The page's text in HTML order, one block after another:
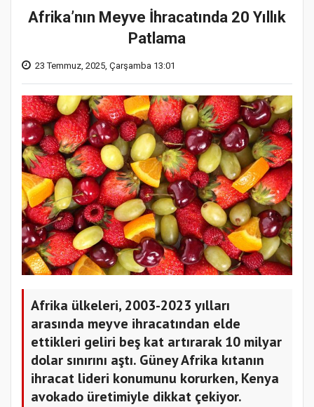
Afrika’nın Meyve İhracatında 20 Yıllık
Patlama
23 Temmuz, 2025, Çarşamba 13:01
Afrika ülkeleri, 2003-2023 yılları
arasında meyve ihracatından elde
ettikleri geliri beş kat artırarak 10 milyar
dolar sınırını aştı. Güney Afrika kıtanın
ihracat lideri konumunu korurken, Kenya
avokado üretimiyle dikkat çekiyor.